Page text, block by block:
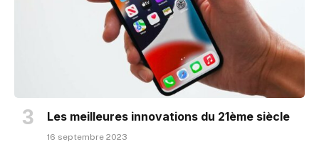
Les meilleures innovations du 21ème siècle
16 septembre 2023